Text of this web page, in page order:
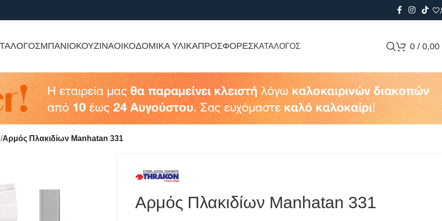
ΜΠΑΝΙΟΚΟΥΖΙΝΑΟΙΚΟΔΟΜΙΚΑ ΥΛΙΚΑΠΡΟΣΦΟΡΕΣΚΑΤΑΛΟΓΟΣ 0 / 0,00
Αρμός Πλακιδίων Manhatan 331
Αρμός Πλακιδίων Manhatan 331